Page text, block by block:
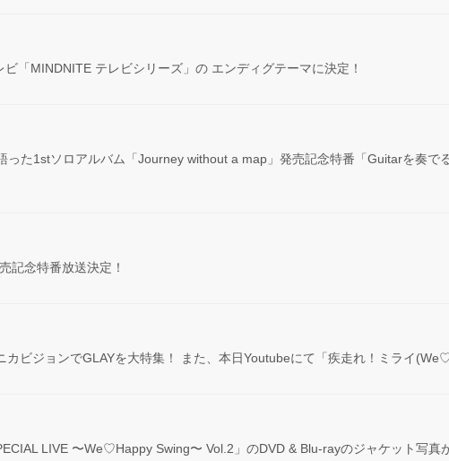
「MINDNITE テレビシリーズ」の エンディグテーマに決定！
った1stソロアルバム「Journey without a map」発売記念特番「Guitarを奏で
記念特番放送決定！
ビジョンでGLAYを大特集！ また、本日Youtubeにて「疾走れ！ミライ
LIVE 〜We♡Happy Swing〜 Vol.2」のDVD & Blu-rayのジャケット写真